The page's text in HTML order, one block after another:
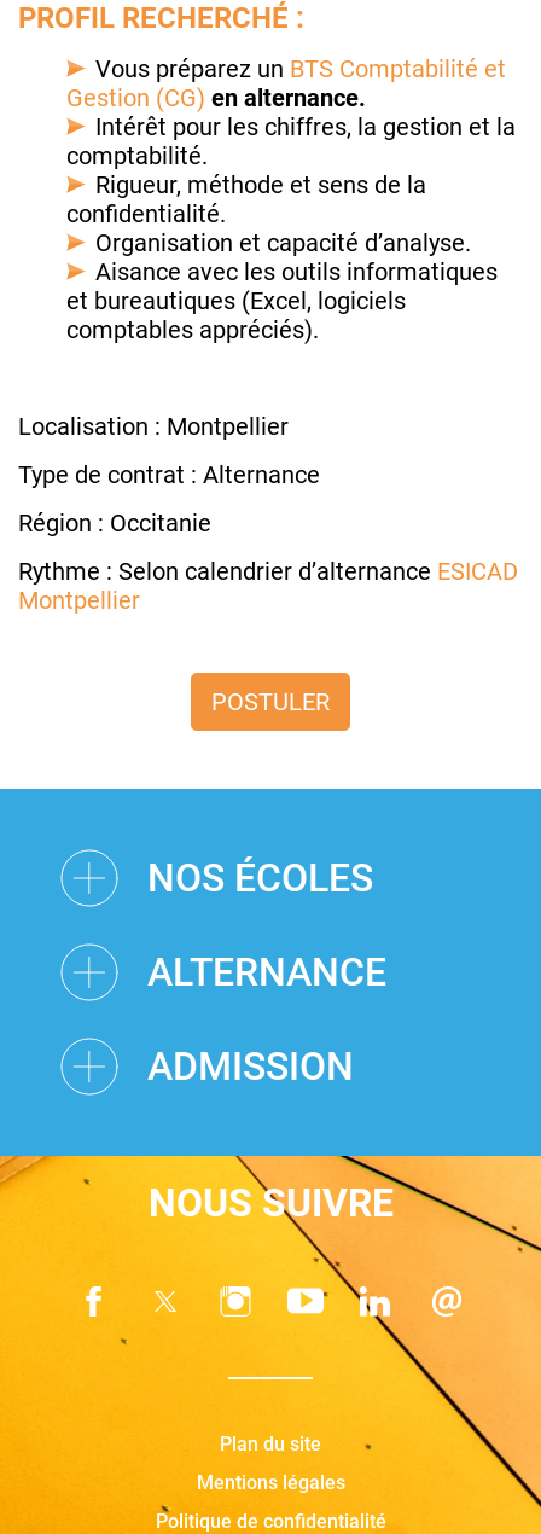
PROFIL RECHERCHÉ :
Vous préparez un BTS Comptabilité et
Gestion (CG) en alternance.
Intérêt pour les chiffres, la gestion et la
comptabilité.
Rigueur, méthode et sens de la
confidentialité.
Organisation et capacité d’analyse.
Aisance avec les outils informatiques
et bureautiques (Excel, logiciels
comptables appréciés).
Localisation : Montpellier
Type de contrat : Alternance
Région : Occitanie
Rythme : Selon calendrier d’alternance ESICAD
Montpellier
POSTULER
NOS ÉCOLES
ALTERNANCE
ADMISSION
NOUS SUIVRE
Plan du site
Mentions légales
Politique de confidentialité